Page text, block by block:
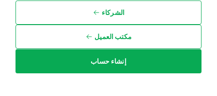
الشركاء
مكتب العميل
إنشاء حساب